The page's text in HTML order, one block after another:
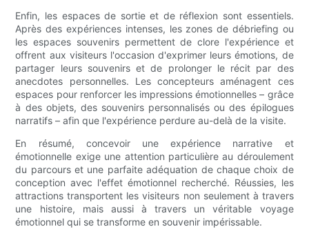
Enfin, les espaces de sortie et de réflexion sont essentiels.
Après des expériences intenses, les zones de débriefing ou
les espaces souvenirs permettent de clore l'expérience et
offrent aux visiteurs l'occasion d'exprimer leurs émotions, de
partager leurs souvenirs et de prolonger le récit par des
anecdotes personnelles. Les concepteurs aménagent ces
espaces pour renforcer les impressions émotionnelles – grâce
à des objets, des souvenirs personnalisés ou des épilogues
narratifs – afin que l'expérience perdure au-delà de la visite.
En résumé, concevoir une expérience narrative et
émotionnelle exige une attention particulière au déroulement
du parcours et une parfaite adéquation de chaque choix de
conception avec l'effet émotionnel recherché. Réussies, les
attractions transportent les visiteurs non seulement à travers
une histoire, mais aussi à travers un véritable voyage
émotionnel qui se transforme en souvenir impérissable.